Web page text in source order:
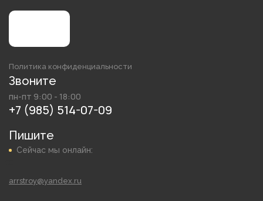
Политика конфиденциальности
Звоните
пн-пт 9:00 - 18:00
+7 (985) 514-07-09
Пишите
Сейчас мы онлайн:
arrstroy@yandex.ru